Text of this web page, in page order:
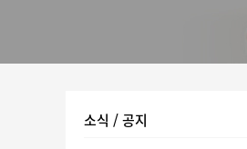
소식 / 공지